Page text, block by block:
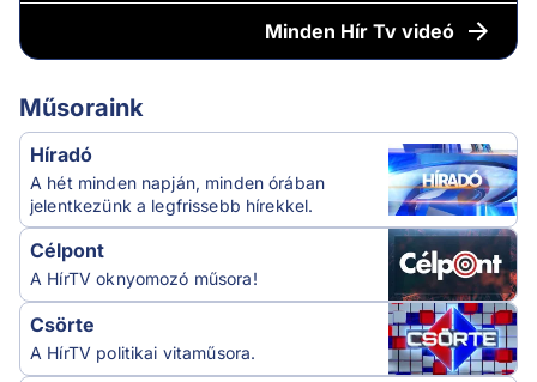
Minden Hír Tv videó
Műsoraink
Híradó
A hét minden napján, minden órában
jelentkezünk a legfrissebb hírekkel.
Célpont
A HírTV oknyomozó műsora!
Csörte
A HírTV politikai vitaműsora.